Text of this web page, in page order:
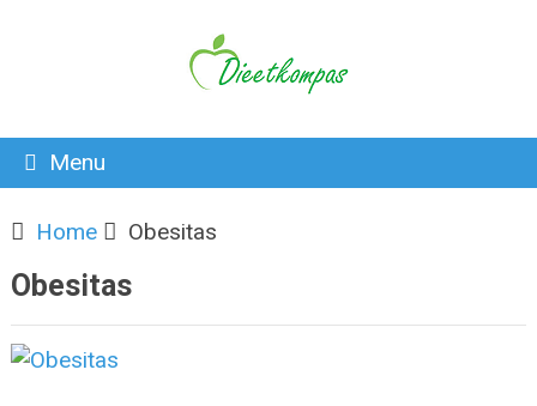
Menu
Home Obesitas
Obesitas